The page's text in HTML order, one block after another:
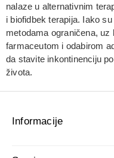
nalaze u alternativnim
i biofidbek terapija. Iako
metodama ograničena,
farmaceutom i odabirom
da stavite inkontinenciju
života.
Informacije